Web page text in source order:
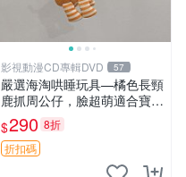
影視動漫CD專輯DVD 57
嚴選海淘哄睡玩具—橘色長頸
鹿抓周公仔，臉超萌適合寶寶
陪伴，中古略有使用痕跡 橘
色 長頸鹿 抓周
$290 8折
折扣碼